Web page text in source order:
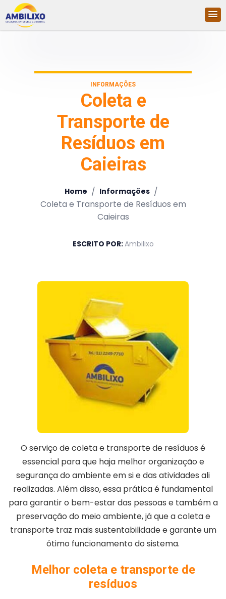
INFORMAÇÕES
Coleta e
Transporte de
Resíduos em
Caieiras
Home / Informações /
Coleta e Transporte de Resíduos em
Caieiras
ESCRITO POR:Ambilixo
O serviço de coleta e transporte de resíduos é
essencial para que haja melhor organização e
segurança do ambiente em si e das atividades ali
realizadas. Além disso, essa prática é fundamental
para garantir o bem-estar das pessoas e também a
preservação do meio ambiente, já que a coleta e
transporte traz mais sustentabilidade e garante um
ótimo funcionamento do sistema.
Melhor coleta e transporte de
resíduos